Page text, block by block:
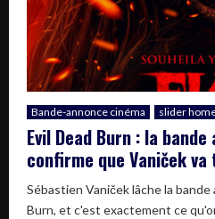
Bande-annonce cinéma slider
Evil Dead Burn : la
confirme que Vaniček
Sébastien Vaniček lâche la
Burn, et c'est exactement ce